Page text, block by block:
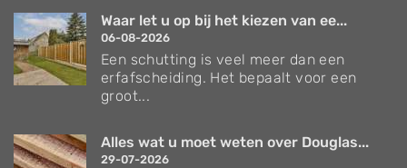
Waar let u op bij het kiezen van ee...
06-08-2026
Een schutting is veel meer dan een
erfafscheiding. Het bepaalt voor een
groot...
Alles wat u moet weten over Douglas...
29-07-2026